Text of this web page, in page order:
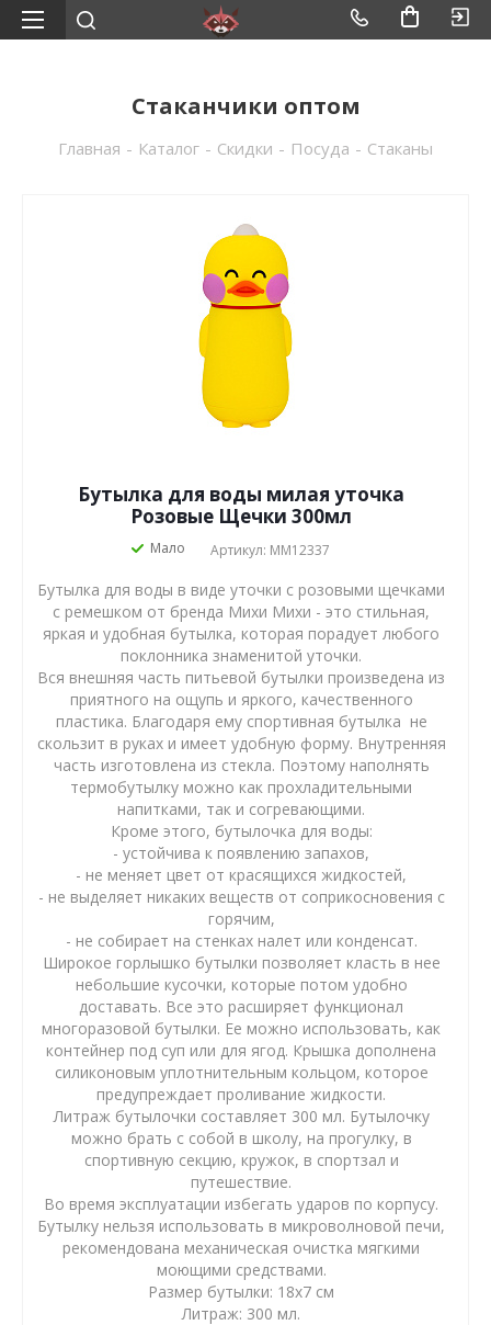
Стаканчики оптом
Главная - Каталог - Скидки - Посуда - Стаканы
Бутылка для воды милая уточка
Розовые Щечки 300мл
Мало Артикул: MM12337
Бутылка для воды в виде уточки с розовыми щечками
с ремешком от бренда Михи Михи - это стильная,
яркая и удобная бутылка, которая порадует любого
поклонника знаменитой уточки.
Вся внешняя часть питьевой бутылки произведена из
приятного на ощупь и яркого, качественного
пластика. Благодаря ему спортивная бутылка не
скользит в руках и имеет удобную форму. Внутренняя
часть изготовлена из стекла. Поэтому наполнять
термобутылку можно как прохладительными
напитками, так и согревающими.
Кроме этого, бутылочка для воды:
- устойчива к появлению запахов,
- не меняет цвет от красящихся жидкостей,
- не выделяет никаких веществ от соприкосновения с
горячим,
- не собирает на стенках налет или конденсат.
Широкое горлышко бутылки позволяет класть в нее
небольшие кусочки, которые потом удобно
доставать. Все это расширяет функционал
многоразовой бутылки. Ее можно использовать, как
контейнер под суп или для ягод. Крышка дополнена
силиконовым уплотнительным кольцом, которое
предупреждает проливание жидкости.
Литраж бутылочки составляет 300 мл. Бутылочку
можно брать с собой в школу, на прогулку, в
спортивную секцию, кружок, в спортзал и
путешествие.
Во время эксплуатации избегать ударов по корпусу.
Бутылку нельзя использовать в микроволновой печи,
рекомендована механическая очистка мягкими
моющими средствами.
Размер бутылки: 18х7 см
Литраж: 300 мл.